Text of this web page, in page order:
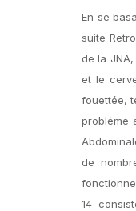
En se
suite
de la
et le
fouettée,
problème
de
14